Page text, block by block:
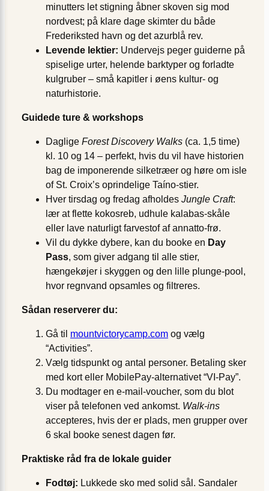
minutters let stigning åbner skoven sig mod
nordvest; på klare dage skimter du både
Frederiksted havn og det azurblå rev.
Levende lektier: Undervejs peger guiderne på
spiselige urter, helende barktyper og forladte
kulgruber – små kapitler i øens kultur- og
naturhistorie.
Guidede ture & workshops
Daglige Forest Discovery Walks (ca. 1,5 time)
kl. 10 og 14 – perfekt, hvis du vil have historien
bag de imponerende silketræer og høre om isle
of St. Croix’s oprindelige Taíno-stier.
Hver tirsdag og fredag afholdes Jungle Craft:
lær at flette kokosreb, udhule kalabas-skåle
eller lave naturligt farvestof af annatto-frø.
Vil du dykke dybere, kan du booke en Day
Pass, som giver adgang til alle stier,
hængekøjer i skyggen og den lille plunge-pool,
hvor regnvand opsamles og filtreres.
Sådan reserverer du:
Gå til mountvictorycamp.com og vælg
“Activities”.
Vælg tidspunkt og antal personer. Betaling sker
med kort eller MobilePay-alternativet “VI-Pay”.
Du modtager en e-mail-voucher, som du blot
viser på telefonen ved ankomst. Walk-ins
accepteres, hvis der er plads, men grupper over
6 skal booke senest dagen før.
Praktiske råd fra de lokale guider
Fodtøj: Lukkede sko med solid sål. Sandaler